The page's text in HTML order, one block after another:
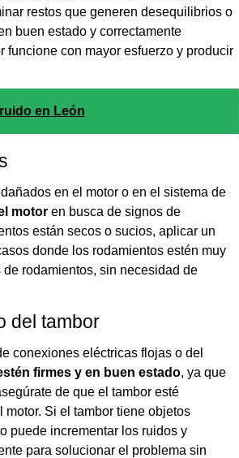
restos que generen desequilibrios o
buen estado y correctamente
funcione con mayor esfuerzo y producir
en León
en el motor o en el sistema de
motor en busca de signos de
están secos o sucios, aplicar un
donde los rodamientos estén muy
rodamientos, sin necesidad de
del tambor
conexiones eléctricas flojas o del
firmes y en buen estado, ya que
de que el tambor esté
Si el tambor tiene objetos
puede incrementar los ruidos y
para solucionar el problema sin